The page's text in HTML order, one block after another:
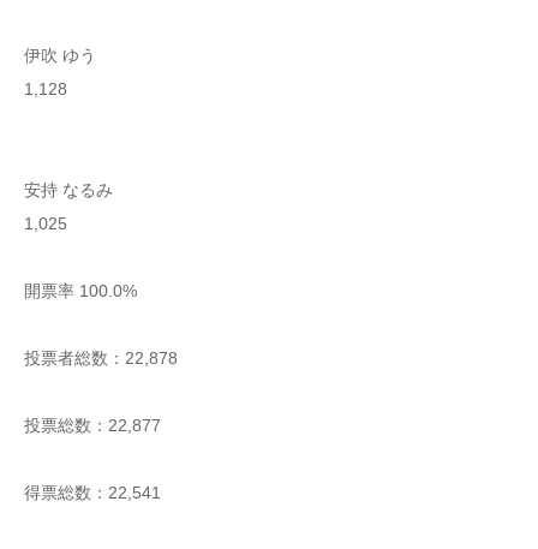
伊吹 ゆう
1,128
安持 なるみ
1,025
開票率 100.0%
投票者総数：22,878
投票総数：22,877
得票総数：22,541